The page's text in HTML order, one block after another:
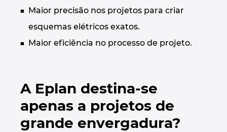
Maior precisão nos projetos para criar
esquemas elétricos exatos.
Maior eficiência no processo de projeto.
A Eplan destina-se
apenas a projetos de
grande envergadura?